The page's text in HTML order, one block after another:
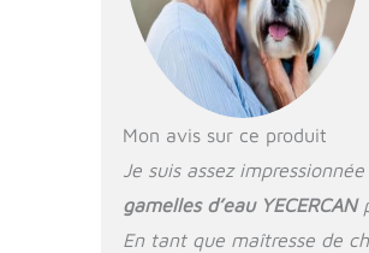
pour les
petite et
taille.
à eau
est
par 1
aucun
Mon avis sur ce produit
Je suis assez
gamelles d’eau YECERCAN
En tant que maîtresse de